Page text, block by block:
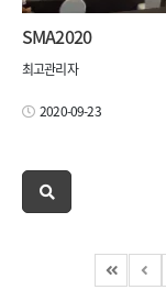
SMA2020
최고관리자
2020-09-23